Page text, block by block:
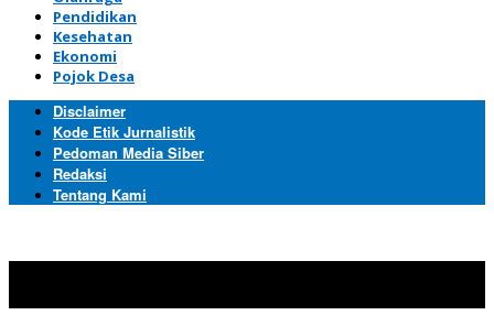
Pendidikan
Kesehatan
Ekonomi
Pojok Desa
Disclaimer
Kode Etik Jurnalistik
Pedoman Media Siber
Redaksi
Tentang Kami